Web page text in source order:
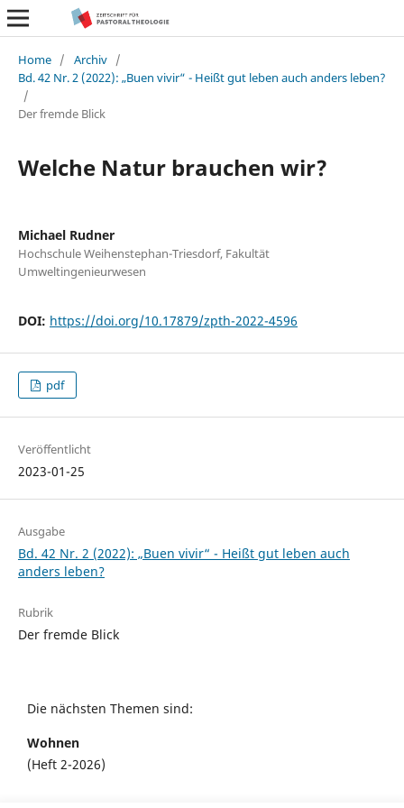
Home / Archiv /
Bd. 42 Nr. 2 (2022): „Buen vivir“ - Heißt gut leben auch anders leben?
/
Der fremde Blick
Welche Natur brauchen wir?
Michael Rudner
Hochschule Weihenstephan-Triesdorf, Fakultät
Umweltingenieurwesen
DOI: https://doi.org/10.17879/zpth-2022-4596
pdf
Veröffentlicht
2023-01-25
Ausgabe
Bd. 42 Nr. 2 (2022): „Buen vivir“ - Heißt gut leben auch
anders leben?
Rubrik
Der fremde Blick
Die nächsten Themen sind:
Wohnen
(Heft 2-2026)